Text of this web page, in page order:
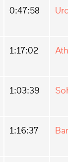
0:47:58
1:17:02
1:03:39
1:16:37